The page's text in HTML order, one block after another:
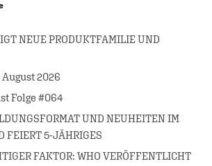
NEUE PRODUKTFAMILIE UND
2026
Folge #064
UND NEUHEITEN IM
FEIERT 5-JÄHRIGES
FAKTOR: WHO VERÖFFENTLICHT